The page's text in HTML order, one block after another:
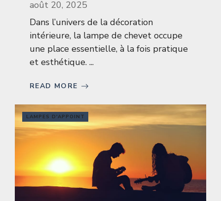
août 20, 2025
Dans l’univers de la décoration
intérieure, la lampe de chevet occupe
une place essentielle, à la fois pratique
et esthétique. ...
READ MORE
LAMPES D'APPOINT